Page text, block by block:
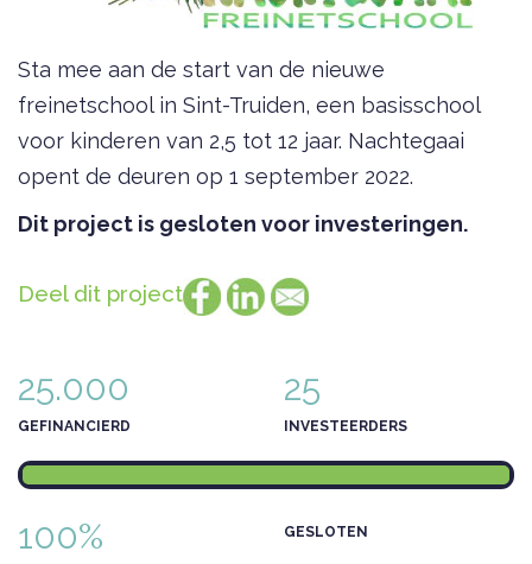
Sta mee aan de start van de nieuwe
freinetschool in Sint-Truiden, een basisschool
voor kinderen van 2,5 tot 12 jaar. Nachtegaai
opent de deuren op 1 september 2022.
Dit project is gesloten voor investeringen.
Deel dit project
25.000
GEFINANCIERD
25
INVESTEERDERS
100% GESLOTEN